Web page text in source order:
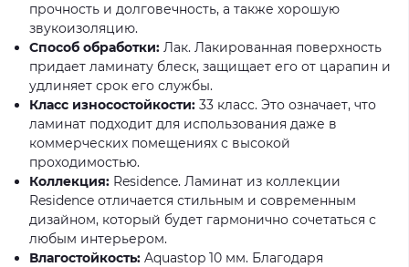
прочность и долговечность, а также хорошую
звукоизоляцию.
Способ обработки: Лак. Лакированная поверхность
придает ламинату блеск, защищает его от царапин и
удлиняет срок его службы.
Класс износостойкости: 33 класс. Это означает, что
ламинат подходит для использования даже в
коммерческих помещениях с высокой
проходимостью.
Коллекция: Residence. Ламинат из коллекции
Residence отличается стильным и современным
дизайном, который будет гармонично сочетаться с
любым интерьером.
Влагостойкость: Aquastop 10 мм. Благодаря